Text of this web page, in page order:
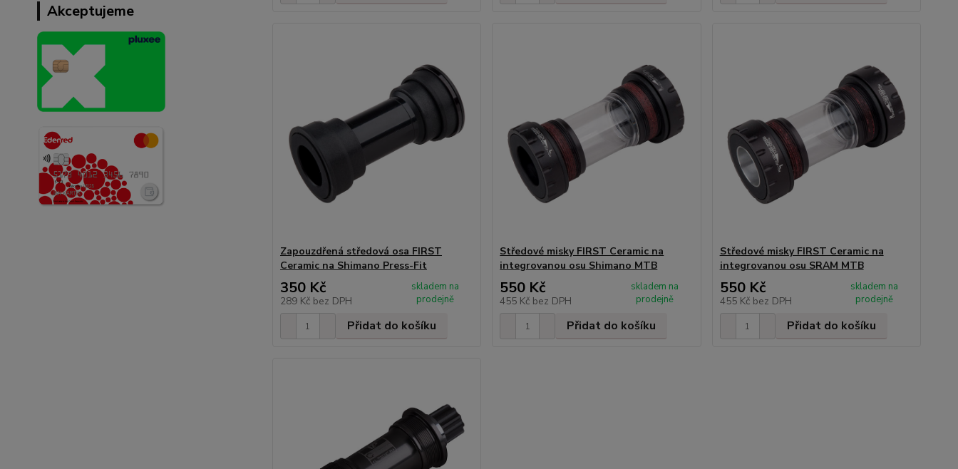
Akceptujeme
Zapouzdřená středová osa FIRST
Ceramic na Shimano Press-Fit
350 Kč
289 Kč bez DPH
skladem na
prodejně
Přidat do košíku
Středové misky FIRST Ceramic na
integrovanou osu Shimano MTB
550 Kč
455 Kč bez DPH
skladem na
prodejně
Přidat do košíku
Středové misky FIRST Ceramic na
integrovanou osu SRAM MTB
550 Kč
455 Kč bez DPH
skladem na
prodejně
Přidat do košíku